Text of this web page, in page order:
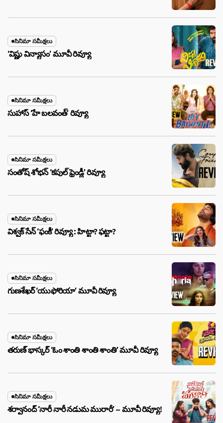
సినిమా సమీక్షలు
‘విష్ణు విన్యాసం’ మూవీ రివ్యూ
సినిమా సమీక్షలు
సుహాస్ ‘హే బలవంత్’ రివ్యూ
సినిమా సమీక్షలు
సంతోష్ శోభన్ ‘కపుల్ ఫ్రెండ్లీ’ రివ్యూ
సినిమా సమీక్షలు
విశ్వక్ సేన్ ‘ఫంకీ’ రివ్యూ : హిట్టా? ఫట్టా?
సినిమా సమీక్షలు
గుణశేఖర్ ‘యుఫోరియా’ మూవీ రివ్యూ
సినిమా సమీక్షలు
తరుణ్ భాస్కర్ ‘ఓం శాంతి శాంతి శాంతి’ మూవీ రివ్యూ
సినిమా సమీక్షలు
శర్వానంద్ ‘నారీ నారీ నడుమ మురారీ’ – మూవీ రివ్యూ!